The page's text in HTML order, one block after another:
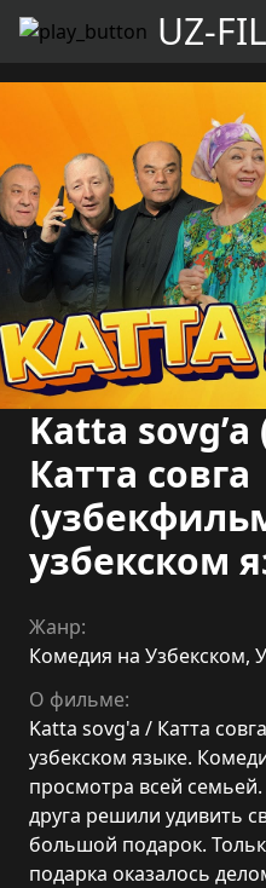
UZ-
Katta
Катта совга
узбекском
Жанр:
Комедия на Узбекском,
О фильме:
Katta sovg'a / Катта
узбекском языке.
просмотра всей
друга решили удивить
большой подарок.
подарка оказалось